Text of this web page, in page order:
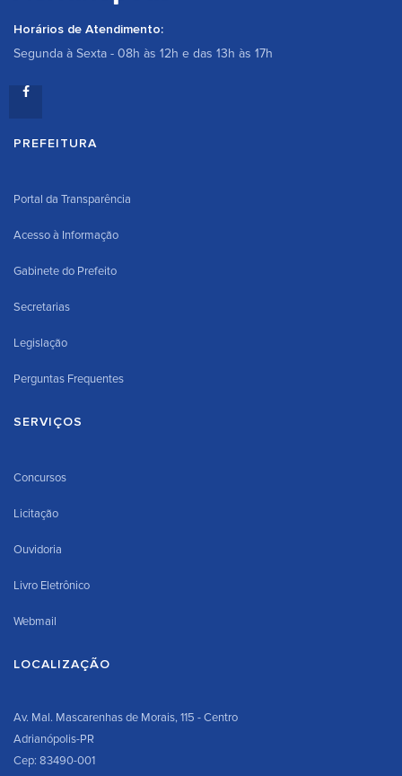
Horários de Atendimento:
Segunda à Sexta - 08h às 12h e das 13h às 17h
PREFEITURA
Portal da Transparência
Acesso à Informação
Gabinete do Prefeito
Secretarias
Legislação
Perguntas Frequentes
SERVIÇOS
Concursos
Licitação
Ouvidoria
Livro Eletrônico
Webmail
LOCALIZAÇÃO
Av. Mal. Mascarenhas de Morais, 115 - Centro
Adrianópolis-PR
Cep: 83490-001